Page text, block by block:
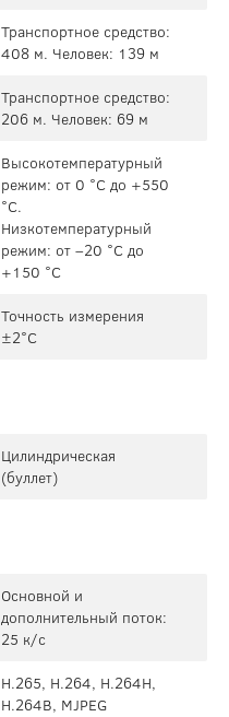
Транспортное средство:
408 м. Человек: 139 м
Транспортное средство:
206 м. Человек: 69 м
Высокотемпературный
режим: от 0 °C до +550
°C.
Низкотемпературный
режим: от –20 °C до
+150 °C
Точность измерения
±2°C
Цилиндрическая
(буллет)
Основной и
дополнительный поток:
25 к/с
H.265, H.264, H.264H,
H.264B, MJPEG